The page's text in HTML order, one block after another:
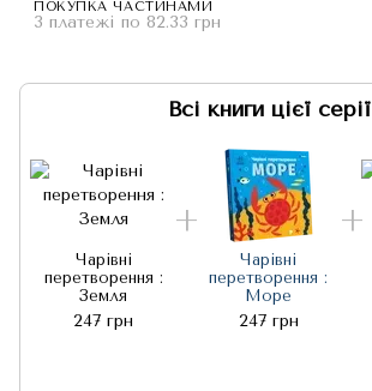
ПОКУПКА ЧАСТИНАМИ
3 платежі по 82.33 грн
Всі книги цієї серії
Чарівні
перетворення :
Земля
247 грн
Чарівні
перетворення :
Море
247 грн